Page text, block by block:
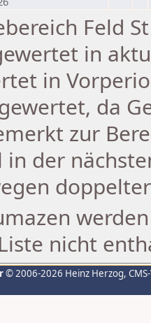
Feld
in
in
da
zur
in der
nicht
© 2006-2026 Heinz Herzog,